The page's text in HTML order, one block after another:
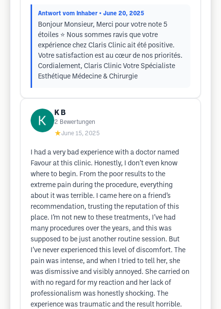
Antwort vom Inhaber • June 20, 2025
Bonjour Monsieur, Merci pour votre note 5
étoiles ⭐ Nous sommes ravis que votre
expérience chez Claris Clinic ait été positive.
Votre satisfaction est au cœur de nos priorités.
Cordialement, Claris Clinic Votre Spécialiste
Esthétique Médecine & Chirurgie
K B
2 Bewertungen
★June 15, 2025
I had a very bad experience with a doctor named
Favour at this clinic. Honestly, I don’t even know
where to begin. From the poor results to the
extreme pain during the procedure, everything
about it was terrible. I came here on a friend’s
recommendation, trusting the reputation of this
place. I’m not new to these treatments, I’ve had
many procedures over the years, and this was
supposed to be just another routine session. But
I’ve never experienced this level of discomfort. The
pain was intense, and when I tried to tell her, she
was dismissive and visibly annoyed. She carried on
with no regard for my reaction and her lack of
professionalism was honestly shocking. The
experience was traumatic and the result horrible.